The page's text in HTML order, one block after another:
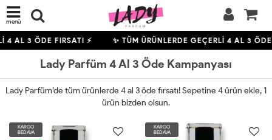
menü
3 ÖDE FIRSATI ⚡ ✨ TÜM ÜRÜNLERDE GEÇERLİ4AL 3 ÖDE
Lady Parfüm 4 Al 3 Öde Kampanyası
Lady Parfüm’de tüm ürünlerde 4 al 3 öde fırsatı! Sepetine 4 ürün ekle, 1
ürün bizden olsun.
KARGO
BEDAVA
KARGO
BEDAVA